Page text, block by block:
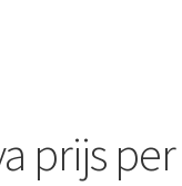
prijs per